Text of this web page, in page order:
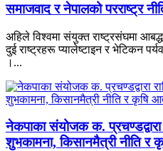
समाजवाद र नेपालको परराष्ट्र
अहिले विश्वमा संयुक्त राष्ट्रसंघमा
दुई राष्ट्रहरू प्यालेष्टाइन र भेटिकन
।...
नेकपाका संयोजक क.
शुभकामना, किसानमैत्री नीति र